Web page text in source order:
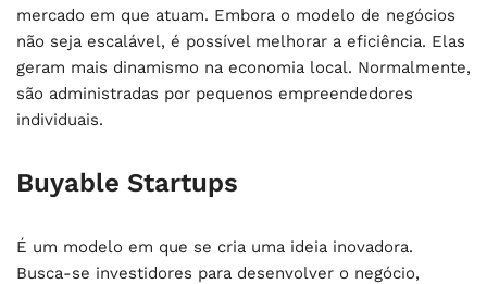
mercado em que atuam. Embora o modelo de negócios
não seja escalável, é possível melhorar a eficiência. Elas
geram mais dinamismo na economia local. Normalmente,
são administradas por pequenos empreendedores
individuais.
Buyable Startups
É um modelo em que se cria uma ideia inovadora.
Busca-se investidores para desenvolver o negócio,